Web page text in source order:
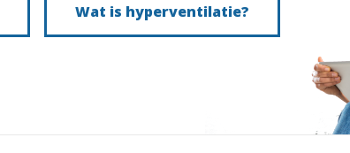
Wat is hyperventilatie?